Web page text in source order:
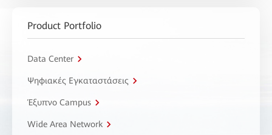
Product Portfolio
Data Center
Ψηφιακές Εγκαταστάσεις
Έξυπνο Campus
Wide Area Network